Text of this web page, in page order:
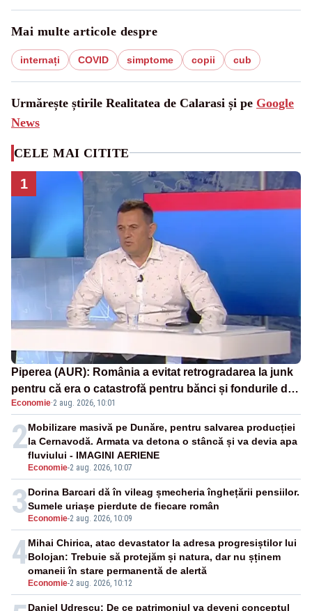
Mai multe articole despre
internați COVID simptome copii cub
Urmărește știrile Realitatea de Calarasi și pe Google
News
CELE MAI CITITE
1
Piperea (AUR): România a evitat retrogradarea la junk
pentru că era o catastrofă pentru bănci și fondurile de
pensii
Economie·2 aug. 2026, 10:01
2
Economie-2 aug. 2026, 10:07
Mobilizare masivă pe Dunăre, pentru salvarea producției
la Cernavodă. Armata va detona o stâncă și va devia apa
fluviului - IMAGINI AERIENE
3 Economie-2 aug. 2026, 10:09
Dorina Barcari dă în vileag șmecheria înghețării pensiilor.
Sumele uriașe pierdute de fiecare român
4
Economie-2 aug. 2026, 10:12
Mihai Chirica, atac devastator la adresa progresiștilor lui
Bolojan: Trebuie să protejăm și natura, dar nu șținem
omaneii în stare permanentă de alertă
Daniel Udrescu: De ce patrimoniul va deveni conceptul